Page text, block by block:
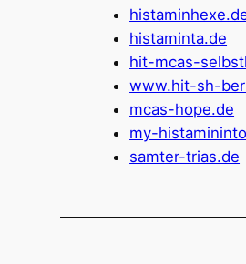
histaminta.de
hit-mcas-
www.hit-sh-
mcas-hope.de
my-
samter-trias.de